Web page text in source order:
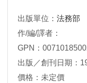
出版單位： 法務部
作/編/譯者：
GPN：
出版／創刊日期：
價格：未定價